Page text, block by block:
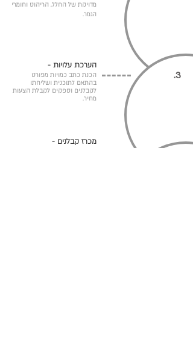
מדויקת של החלל, הריהוט וחומרי
הגמר.
הערכת עלויות -
הכנת כתב כמויות מפורט
בהתאם לתוכנית ושליחתו
לקבלנים וספקים לקבלת הצעות
מחיר.
מכרז קבלנים -
3.